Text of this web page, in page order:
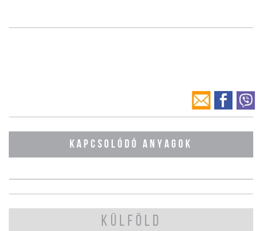
KAPCSOLÓDÓ ANYAGOK
KÜLFÖLD